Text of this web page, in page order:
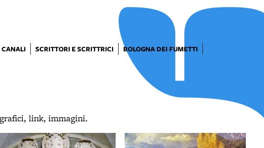
CANALI SCRITTORI E SCRITTRICI
BOLOGNA DEI FUMETTI
link, immagini.